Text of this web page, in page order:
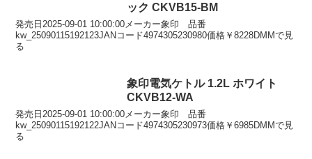
ック CKVB15-BM
発売日2025-09-01 10:00:00メーカー象印 品番
kw_25090115192123JANコード4974305230980価格￥8228DMMで見
る
象印電気ケトル 1.2L ホワイト
CKVB12-WA
発売日2025-09-01 10:00:00メーカー象印 品番
kw_25090115192122JANコード4974305230973価格￥6985DMMで見
る